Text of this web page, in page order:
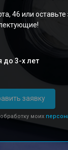
46 или оставьте
до 3-х лет
заявку
моих